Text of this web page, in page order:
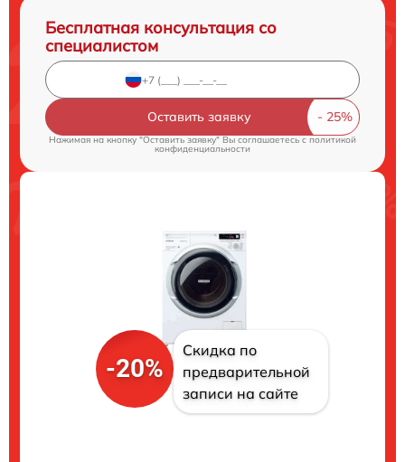
Бесплатная консультация со
специалистом
Оставить заявку
Нажимая на кнопку "Оставить заявку" Вы соглашаетесь cполитикой
конфиденциальности
-20%
Скидка по
предварительной
записи на сайте